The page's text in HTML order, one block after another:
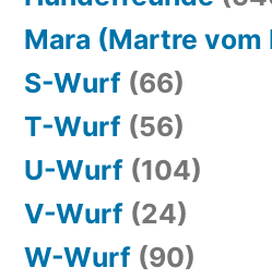
Mara (Martre vom
S-Wurf (66)
T-Wurf (56)
U-Wurf (104)
V-Wurf (24)
W-Wurf (90)